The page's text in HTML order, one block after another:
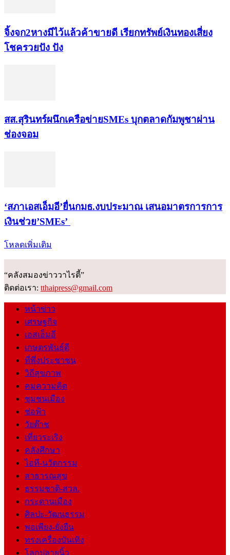
จิ้งจก​2​หาง​มีไว้แล้ว​ค้าขาย​ดี​ เรียก​ทรัพย์เงินทอง​เสี่ยง
โชค​รวยปัง​ ปัง​
สส.สุรินทร์ผนึกเครือข่ายSMEs บุกตลาดกัมพูชาผ่าน
ช่องจอม
‘สภาเอสเอ็มอี’ยื่นกมธ.งบประมาณ เสนอมาตรการการ
เงินช่วย’SMEs’
โหลดเพิ่มเติม
“คลังสมองข่าววาไรตี้”
ติดต่อเรา: tthaipress@gmail.com
หน้าข่าว
เศรษฐกิจ
เอสเอ็มอี
เกษตรพันธุ์ดี
ที่พึ่งประชาชน
วิถีสุขภาพ
คมความคิด
ชุมชนเมือง
ช่อฟ้า
วัยต๊าช
เที่ยวระเริง
คลังศึกษา
ไอที-นวัตกรรม
สาธารณสุข
ธรรมชาติ-สวล.
กระดานเมือง
ศิลปะ-วัฒนธรรม
พอเพียง-ยั่งยืน
ทรงเครื่องบันเทิง
โลกปลายนิ้ว